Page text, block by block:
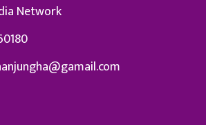
Network